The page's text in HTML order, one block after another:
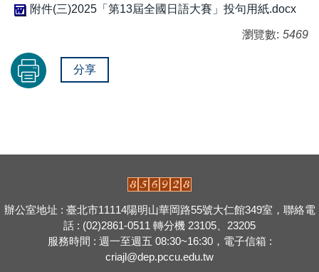
附件(三)2025「第13屆全國日語大賽」投句用紙.docx
瀏覽數: 5469
分享
辦公室地址 : 臺北市11114陽明山華岡路55號大仁館349室，聯絡電
話 : (02)2861-0511 轉分機 23105、23205
服務時間 : 週一至週五 08:30~16:30，電子信箱 :
criajl@dep.pccu.edu.tw